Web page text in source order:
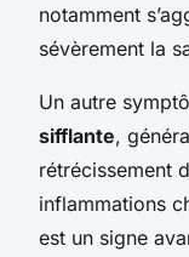
notamment
sévèrement la
Un autre
sifflante,
rétrécissement
inflammations
est un signe